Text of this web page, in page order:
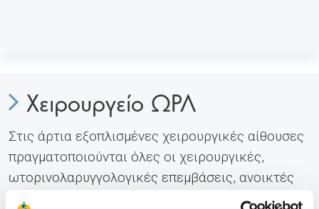
Χειρουργείο ΩΡΛ
Στις άρτια εξοπλισμένες χειρουργικές αίθουσες
πραγματοποιούνται όλες οι χειρουργικές,
ωτορινολαρυγγολογικές επεμβάσεις, ανοικτές
και ενδοσκοπικές, ενηλίκων και παίδων (ώτων,